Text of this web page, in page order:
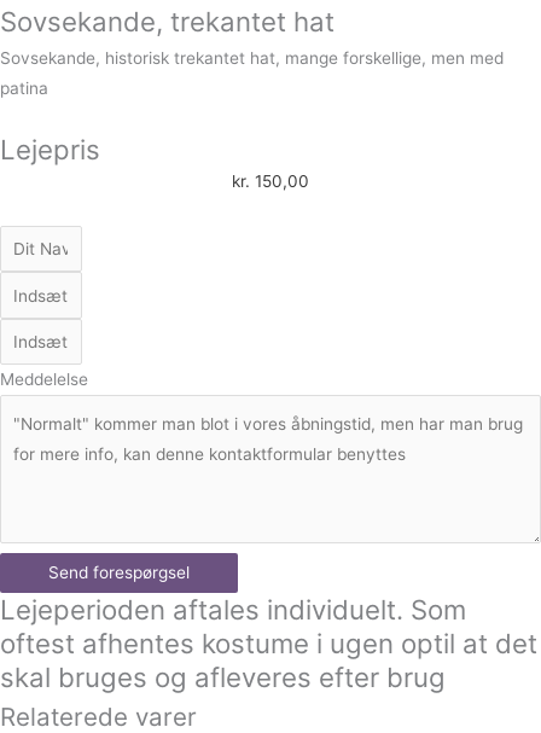
Sovsekande, trekantet hat
Sovsekande, historisk trekantet hat, mange forskellige, men med
patina
Lejepris
kr. 150,00
Meddelelse
Send forespørgsel
Lejeperioden aftales individuelt. Som
oftest afhentes kostume i ugen optil at det
skal bruges og afleveres efter brug
Relaterede varer